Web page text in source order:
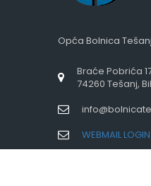
Opća Bolnica Tešanj,
Braće Pobrića
74260 Tešanj,
WEBMAIL LOGIN